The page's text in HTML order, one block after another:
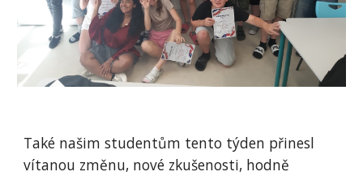
Také našim studentům tento týden přinesl
vítanou změnu, nové zkušenosti, hodně